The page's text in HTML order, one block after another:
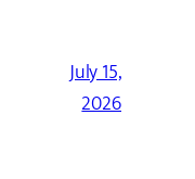
July 15,
2026